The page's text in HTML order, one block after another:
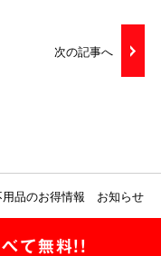
次の記事へ
用品のお得情報 お知らせ
べて無料!!